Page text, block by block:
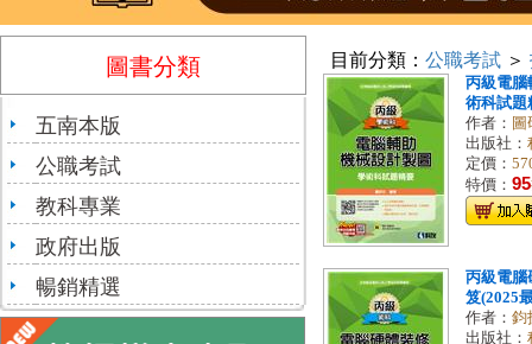
圖書分類
五南本版
公職考試
教科專業
政府出版
暢銷精選
目前分類： 公職考試 ＞
丙級電腦
術科試題
作者： 圖
出版社：
定價：
特價： 95
丙級電腦
笈(2025
作者： 鈞
出版社：